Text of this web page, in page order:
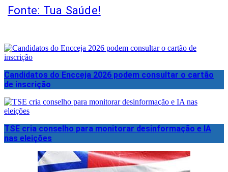
Fonte: Tua Saúde!
Candidatos do Encceja 2026 podem consultar o cartão
de inscrição
TSE cria conselho para monitorar desinformação e IA
nas eleições